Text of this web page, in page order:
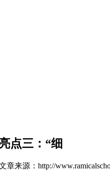
点三：“细
章来源：http://